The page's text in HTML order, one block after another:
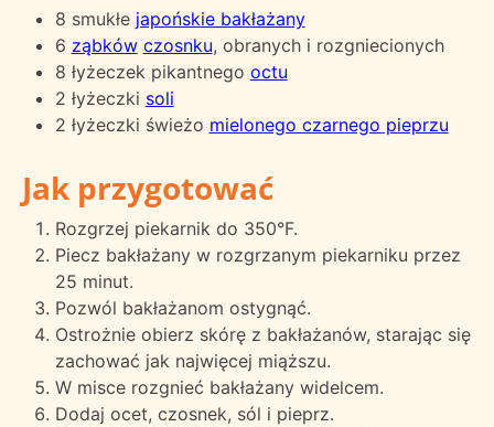
8 smukłe japońskie bakłażany
6 ząbków czosnku, obranych i rozgniecionych
8 łyżeczek pikantnego octu
2 łyżeczki soli
2 łyżeczki świeżo mielonego czarnego pieprzu
Jak przygotować
Rozgrzej piekarnik do 350°F.
Piecz bakłażany w rozgrzanym piekarniku przez
25 minut.
Pozwól bakłażanom ostygnąć.
Ostrożnie obierz skórę z bakłażanów, starając się
zachować jak najwięcej miąższu.
W misce rozgnieć bakłażany widelcem.
Dodaj ocet, czosnek, sól i pieprz.